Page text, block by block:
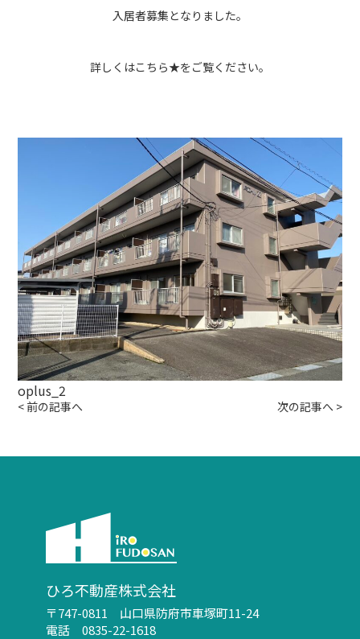
入居者募集となりました。
詳しくはこちら★をご覧ください。
oplus_2
< 前の記事へ 次の記事へ >
ひろ不動産株式会社
〒747-0811 山口県防府市車塚町11-24
電話 0835-22-1618